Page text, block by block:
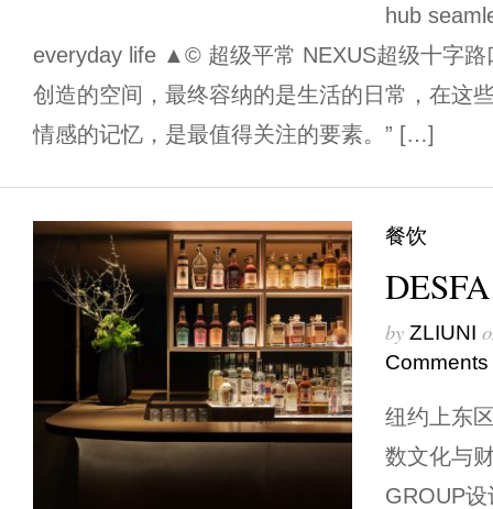
hub
everyday life ▲© 超级平常 NEXUS超级十字路
创造的空间，最终容纳的是生活的日常，在这
情感的记忆，是最值得关注的要素。” […]
餐饮
by ZLIUNI
Comments
纽约上东
数文化与
GROUP